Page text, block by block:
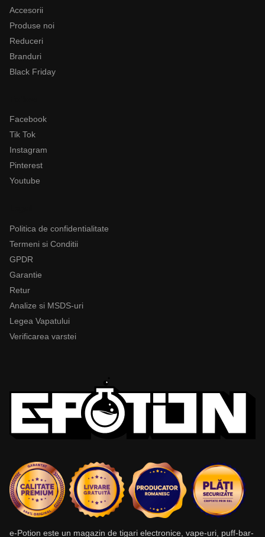
Accesorii
Produse noi
Reduceri
Branduri
Black Friday
Facebook
Tik Tok
Instagram
Pinterest
Youtube
Politica de confidentialitate
Termeni si Conditii
GPDR
Garantie
Retur
Analize si MSDS-uri
Legea Vapatului
Verificarea varstei
e-Potion este un magazin de tigari electronice, vape-uri, puff-bar-